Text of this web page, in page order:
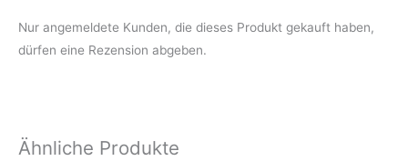
Nur angemeldete Kunden, die dieses Produkt gekauft haben,
dürfen eine Rezension abgeben.
Ähnliche Produkte